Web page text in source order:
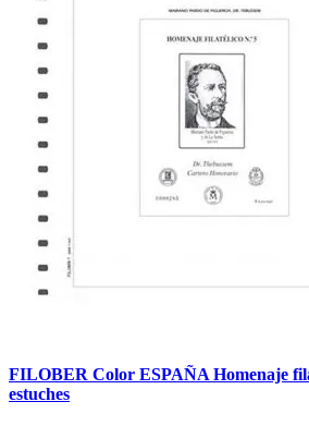
FILOBER Color ESPAÑA Homenaje
estuches